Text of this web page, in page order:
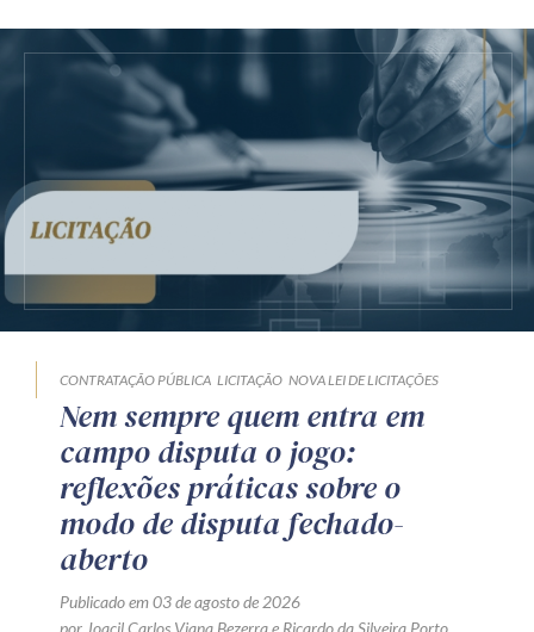
CONTRATAÇÃO PÚBLICA LICITAÇÃO NOVA LEI DE LICITAÇÕES
Nem sempre quem entra em
campo disputa o jogo:
reflexões práticas sobre o
modo de disputa fechado-
aberto
Publicado em 03 de agosto de 2026